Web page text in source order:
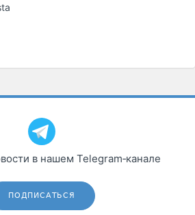
в нашем Telegram‑канале
ПОДПИСАТЬСЯ